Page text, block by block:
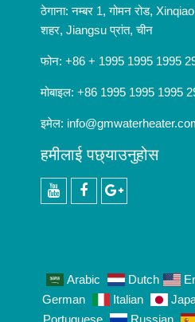
ठेगाना: नम्बर 1, गोमन रोड,
शहर, Jiangsu प्रांत, चीन
फोन: +86 + 1995 1995 1995
मोबाइल: +86 1995 1995 1995
इमेल:
हमीलाई पछ्याउनुहोस
Arabic Dutch
German
Italian
Portuguese
Russian